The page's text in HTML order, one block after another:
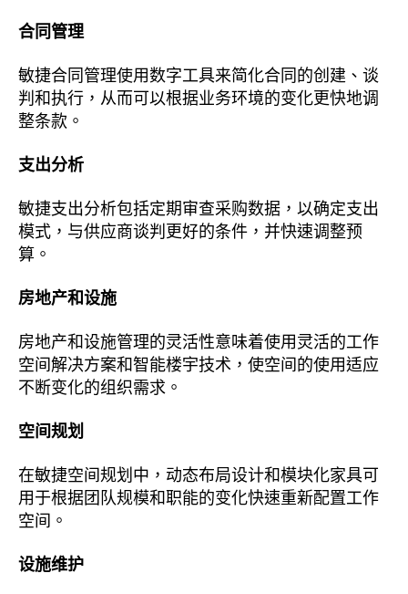
合同管理
敏捷合同管理使用数字工具来简化合同的创建、谈
判和执行，从而可以根据业务环境的变化更快地调
整条款。
支出分析
敏捷支出分析包括定期审查采购数据，以确定支出
模式，与供应商谈判更好的条件，并快速调整预
算。
房地产和设施
房地产和设施管理的灵活性意味着使用灵活的工作
空间解决方案和智能楼宇技术，使空间的使用适应
不断变化的组织需求。
空间规划
在敏捷空间规划中，动态布局设计和模块化家具可
用于根据团队规模和职能的变化快速重新配置工作
空间。
设施维护